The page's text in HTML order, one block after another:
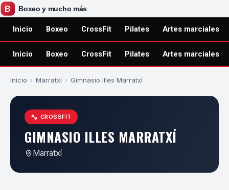
Inicio Boxeo CrossFit Pilates Artes marciales
Inicio Boxeo CrossFit Pilates Artes marciales
Inicio › Marratxí › Gimnasio Illes Marratxí
CROSSFIT
GIMNASIO ILLES MARRATXÍ
Marratxí